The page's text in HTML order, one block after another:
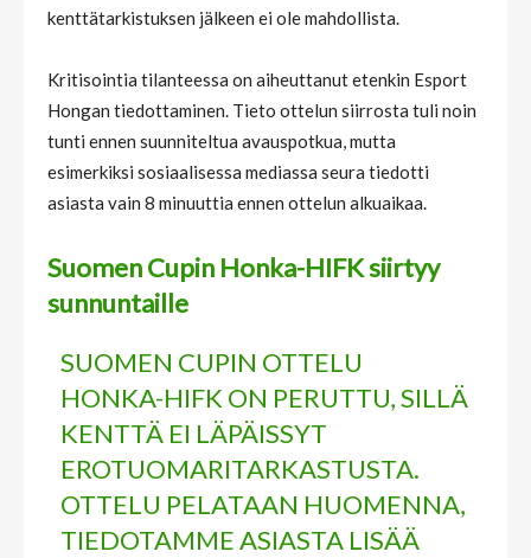
kenttätarkistuksen jälkeen ei ole mahdollista.
Kritisointia tilanteessa on aiheuttanut etenkin Esport
Hongan tiedottaminen. Tieto ottelun siirrosta tuli noin
tunti ennen suunniteltua avauspotkua, mutta
esimerkiksi sosiaalisessa mediassa seura tiedotti
asiasta vain 8 minuuttia ennen ottelun alkuaikaa.
Suomen Cupin Honka-HIFK siirtyy
sunnuntaille
SUOMEN CUPIN OTTELU
HONKA-HIFK ON PERUTTU, SILLÄ
KENTTÄ EI LÄPÄISSYT
EROTUOMARITARKASTUSTA.
OTTELU PELATAAN HUOMENNA,
TIEDOTAMME ASIASTA LISÄÄ